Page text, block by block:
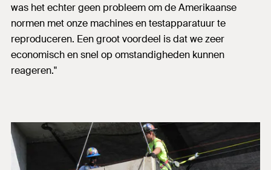
was het echter geen probleem om de Amerikaanse
normen met onze machines en testapparatuur te
reproduceren. Een groot voordeel is dat we zeer
economisch en snel op omstandigheden kunnen
reageren."